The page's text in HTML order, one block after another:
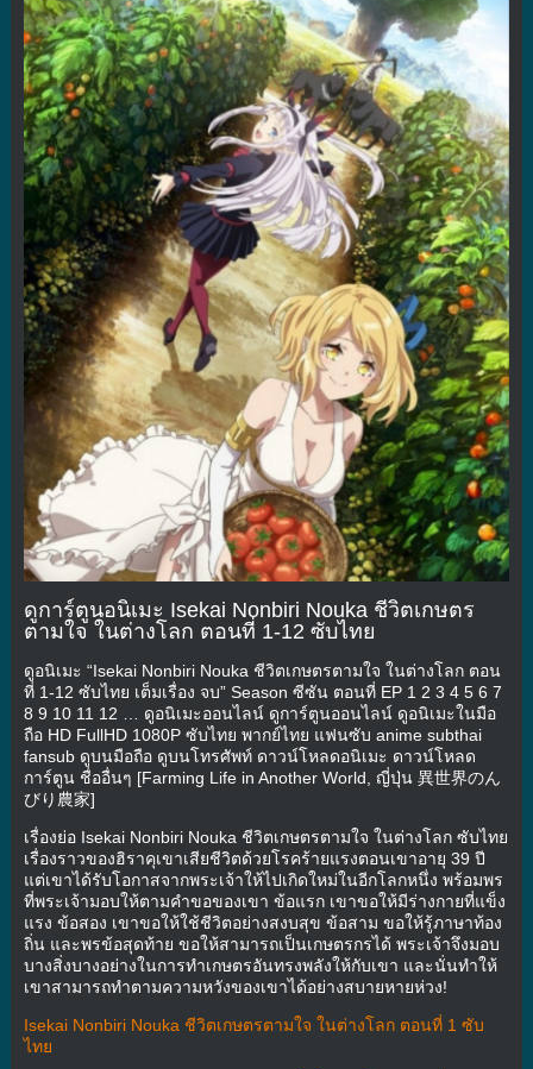
ดูการ์ตูนอนิเมะ Isekai Nonbiri Nouka ชีวิตเกษตร
ตามใจ ในต่างโลก ตอนที่ 1-12 ซับไทย
ดูอนิเมะ “Isekai Nonbiri Nouka ชีวิตเกษตรตามใจ ในต่างโลก ตอน
ที่ 1-12 ซับไทย เต็มเรื่อง จบ” Season ซีซัน ตอนที่ EP 1 2 3 4 5 6 7
8 9 10 11 12 … ดูอนิเมะออนไลน์ ดูการ์ตูนออนไลน์ ดูอนิเมะในมือ
ถือ HD FullHD 1080P ซับไทย พากย์ไทย แฟนซับ anime subthai
fansub ดูบนมือถือ ดูบนโทรศัพท์ ดาวน์โหลดอนิเมะ ดาวน์โหลด
การ์ตูน ชื่ออื่นๆ [Farming Life in Another World, ญี่ปุ่น 異世界のん
びり農家]
เรื่องย่อ Isekai Nonbiri Nouka ชีวิตเกษตรตามใจ ในต่างโลก ซับไทย
เรื่องราวของฮิราคุเขาเสียชีวิตด้วยโรคร้ายแรงตอนเขาอายุ 39 ปี
แต่เขาได้รับโอกาสจากพระเจ้าให้ไปเกิดใหม่ในอีกโลกหนึ่ง พร้อมพร
ที่พระเจ้ามอบให้ตามคำขอของเขา ข้อแรก เขาขอให้มีร่างกายที่แข็ง
แรง ข้อสอง เขาขอให้ใช้ชีวิตอย่างสงบสุข ข้อสาม ขอให้รู้ภาษาท้อง
ถิ่น และพรข้อสุดท้าย ขอให้สามารถเป็นเกษตรกรได้ พระเจ้าจึงมอบ
บางสิ่งบางอย่างในการทำเกษตรอันทรงพลังให้กับเขา และนั่นทำให้
เขาสามารถทำตามความหวังของเขาได้อย่างสบายหายห่วง!
Isekai Nonbiri Nouka ชีวิตเกษตรตามใจ ในต่างโลก ตอนที่ 1 ซับ
ไทย